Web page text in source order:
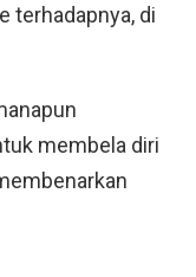
terhadapnya, di
membela diri